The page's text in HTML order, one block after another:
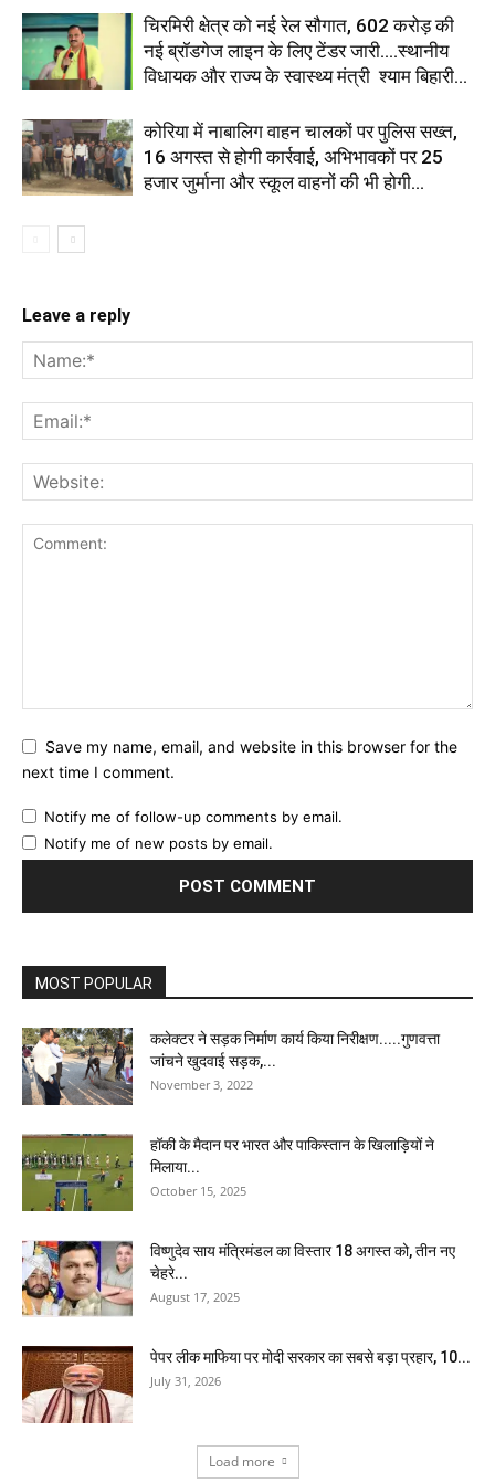
चिरमिरी क्षेत्र को नई रेल सौगात, 602 करोड़ की
नई ब्रॉडगेज लाइन के लिए टेंडर जारी....स्थानीय
विधायक और राज्य के स्वास्थ्य मंत्री श्याम बिहारी...
कोरिया में नाबालिग वाहन चालकों पर पुलिस सख्त,
16 अगस्त से होगी कार्रवाई, अभिभावकों पर 25
हजार जुर्माना और स्कूल वाहनों की भी होगी...
Leave a reply
Save my name, email, and website in this browser for the
next time I comment.
Notify me of follow-up comments by email.
Notify me of new posts by email.
MOST POPULAR
कलेक्टर ने सड़क निर्माण कार्य किया निरीक्षण.....गुणवत्ता
जांचने खुदवाई सड़क,...
November 3, 2022
हॉकी के मैदान पर भारत और पाकिस्तान के खिलाड़ियों ने
मिलाया...
October 15, 2025
विष्णुदेव साय मंत्रिमंडल का विस्तार 18 अगस्त को, तीन नए
चेहरे...
August 17, 2025
पेपर लीक माफिया पर मोदी सरकार का सबसे बड़ा प्रहार, 10...
July 31, 2026
Load more